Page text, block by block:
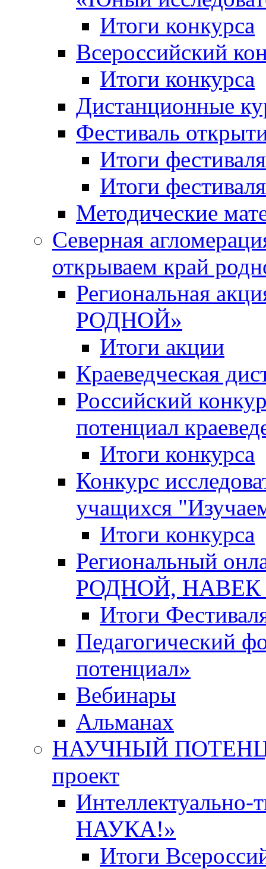
Итоги конкурса
Всероссийский
Итоги конкурса
Дистанционные
Фестиваль
Итоги
Итоги
Методические
Северная
открываем край
Региональная
РОДНОЙ»
Итоги акции
Краеведческая
Российский
потенциал
Итоги конкурса
Конкурс
учащихся
Итоги конкурса
Региональный
РОДНОЙ,
Итоги
Педагогический
потенциал»
Вебинары
Альманах
НАУЧНЫЙ
проект
НАУКА!»
Итоги